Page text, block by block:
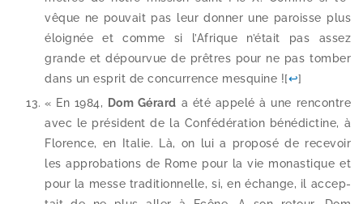
vêque ne pou­vait pas leur don­ner une paroisse plus
éloi­gnée et comme si l’Afrique n’é­tait pas assez
grande et dépour­vue de prêtres pour ne pas tom­ber
dans un esprit de concur­rence mes­quine ![↩]
« En 1984, Dom Gérard a été appe­lé à une ren­contre
avec le pré­sident de la Confédération béné­dic­tine, à
Florence, en Italie. Là, on lui a pro­po­sé de rece­voir
les appro­ba­tions de Rome pour la vie monas­tique et
pour la messe tra­di­tion­nelle, si, en échange, il accep­